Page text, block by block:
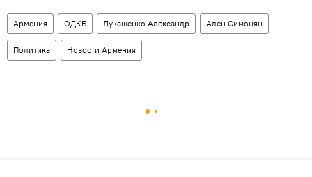
Армения ОДКБ Лукашенко Александр Ален Симонян
Политика Новости Армения